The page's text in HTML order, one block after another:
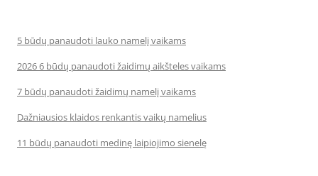
5 būdų panaudoti lauko namelį vaikams
2026 6 būdų panaudoti žaidimų aikšteles vaikams
7 būdų panaudoti žaidimų namelį vaikams
Dažniausios klaidos renkantis vaikų namelius
11 būdų panaudoti medinę laipiojimo sienelę